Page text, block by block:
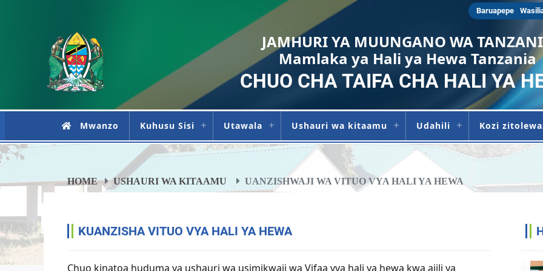
Baruapepe
JAMHURI YA MUUNGANO WA
Mamlaka ya Hali ya Hewa Tanzania
CHUO CHA TAIFA CHA HALI YA
Mwanzo Kuhusu Sisi Utawala Ushauri wa kitaamu Udahili Kozi
HOME USHAURI WA KITAAMU UANZISHWAJI WA VITUO VYA HALI YA HEWA
KUANZISHA VITUO VYA HALI YA HEWA
Chuo kinatoa huduma ya ushauri wa usimikwaji wa Vifaa vya hali ya hewa kwa ajili ya